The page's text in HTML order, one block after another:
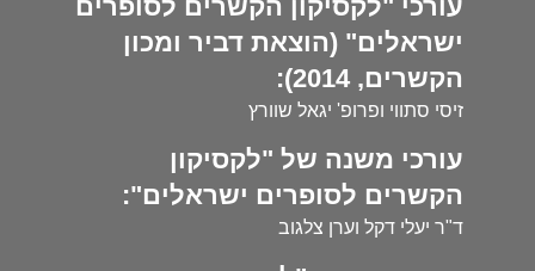
עורכי "לקסיקון הקשרים לסופרים
ישראלים" (הוצאת דביר ומכון
הקשרים, 2014):
זיסי סתווי ופרופ' יגאל שוורץ
עורכי משנה של "לקסיקון
הקשרים לסופרים ישראלים":
ד"ר יעלי דקל וערן צלגוב